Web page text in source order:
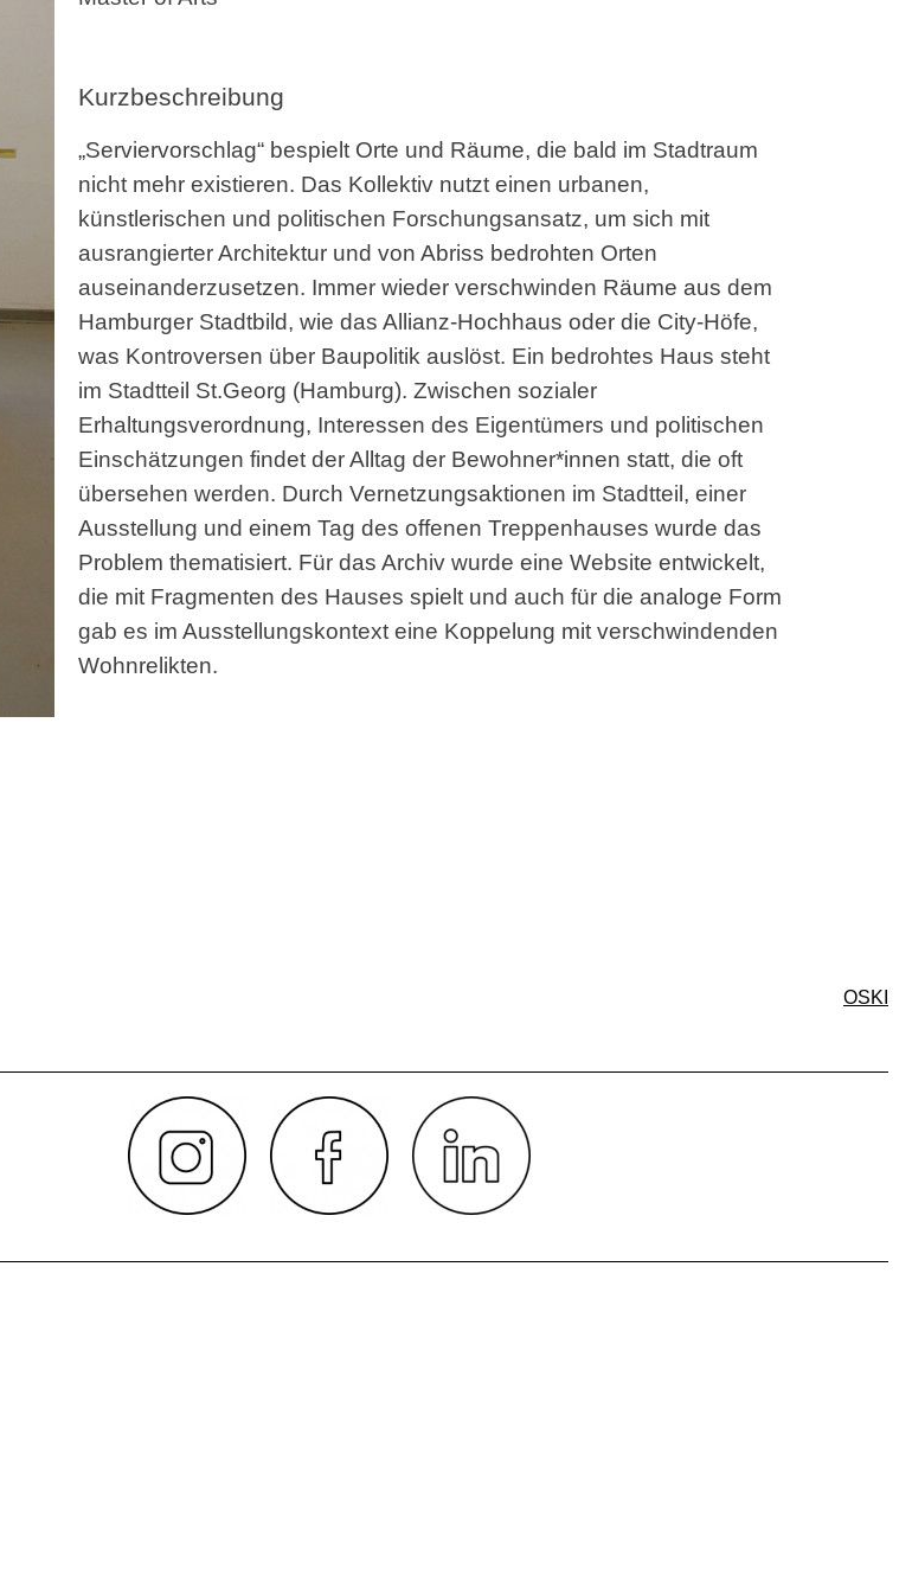
Kurzbeschreibung
„Serviervorschlag“ bespielt Orte und Räume, die bald im Stadtraum
nicht mehr existieren. Das Kollektiv nutzt einen urbanen,
künstlerischen und politischen Forschungsansatz, um sich mit
ausrangierter Architektur und von Abriss bedrohten Orten
auseinanderzusetzen. Immer wieder verschwinden Räume aus dem
Hamburger Stadtbild, wie das Allianz-Hochhaus oder die City-Höfe,
was Kontroversen über Baupolitik auslöst. Ein bedrohtes Haus steht
im Stadtteil St.Georg (Hamburg). Zwischen sozialer
Erhaltungsverordnung, Interessen des Eigentümers und politischen
Einschätzungen findet der Alltag der Bewohner*innen statt, die oft
übersehen werden. Durch Vernetzungsaktionen im Stadtteil, einer
Ausstellung und einem Tag des offenen Treppenhauses wurde das
Problem thematisiert. Für das Archiv wurde eine Website entwickelt,
die mit Fragmenten des Hauses spielt und auch für die analoge Form
gab es im Ausstellungskontext eine Koppelung mit verschwindenden
Wohnrelikten.
OSKI